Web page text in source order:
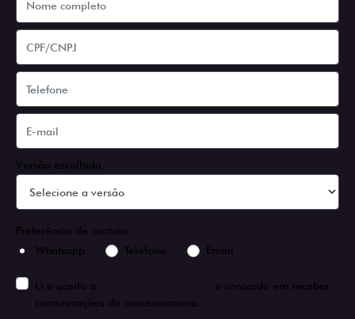
Versão escolhida
Preferência de contato:
Whatsapp
Telefone Email
Li e aceito a
e concordo em receber
comunicações da concessionária.